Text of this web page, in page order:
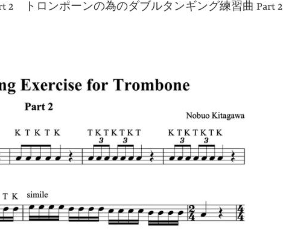
2 トロンポーンの為のダブルタンギング練習曲 Part 2